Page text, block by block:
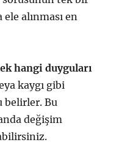
alınması en
hangi duyguları
kaygı gibi
belirler. Bu
değişim